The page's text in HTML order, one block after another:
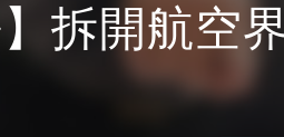
】拆開航空